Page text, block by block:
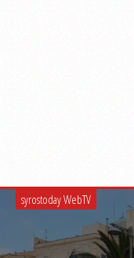
syrostoday WebTV